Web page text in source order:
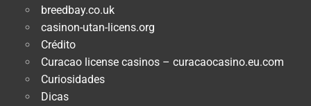
breedbay.co.uk
casinon-utan-licens.org
Crédito
Curacao license casinos – curacaocasino.eu.com
Curiosidades
Dicas